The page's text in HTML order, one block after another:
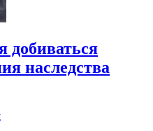
добиваться
наследства